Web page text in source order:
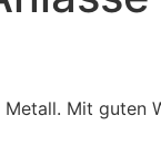
Mit guten